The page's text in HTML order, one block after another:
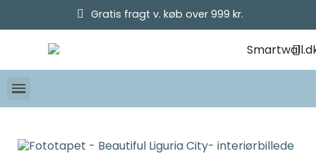
Gratis fragt v. køb over 999 kr.